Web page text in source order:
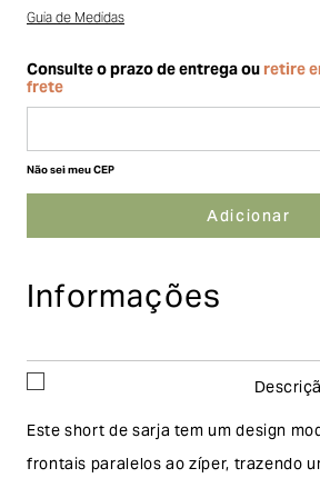
Guia de Medidas
Não sei meu CEP
Informações
Este short de sarja tem um design
frontais paralelos ao zíper, trazendo